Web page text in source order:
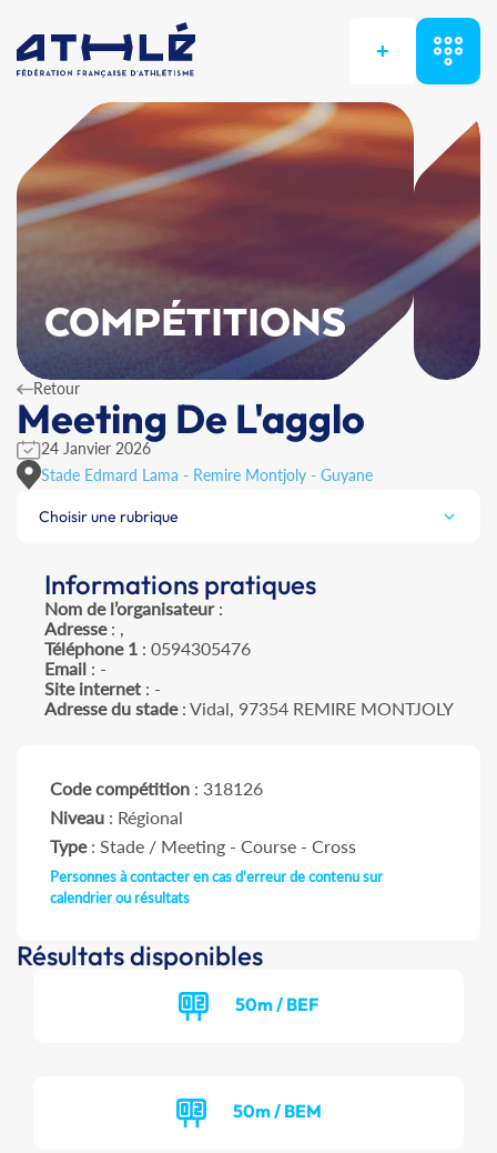
+
COMPÉTITIONS
Retour
Meeting De L'agglo
24 Janvier 2026
Stade Edmard Lama - Remire Montjoly - Guyane
Choisir une rubrique
Informations pratiques
Nom de l’organisateur:
Adresse: ,
Téléphone 1: 0594305476
Email: -
Site internet: -
Adresse du stade: Vidal, 97354 REMIRE MONTJOLY
Code compétition : 318126
Niveau : Régional
Type: Stade / Meeting - Course - Cross
Personnes à contacter en cas d'erreur de contenu sur
calendrier ou résultats
Résultats disponibles
50m / BEF
50m / BEM